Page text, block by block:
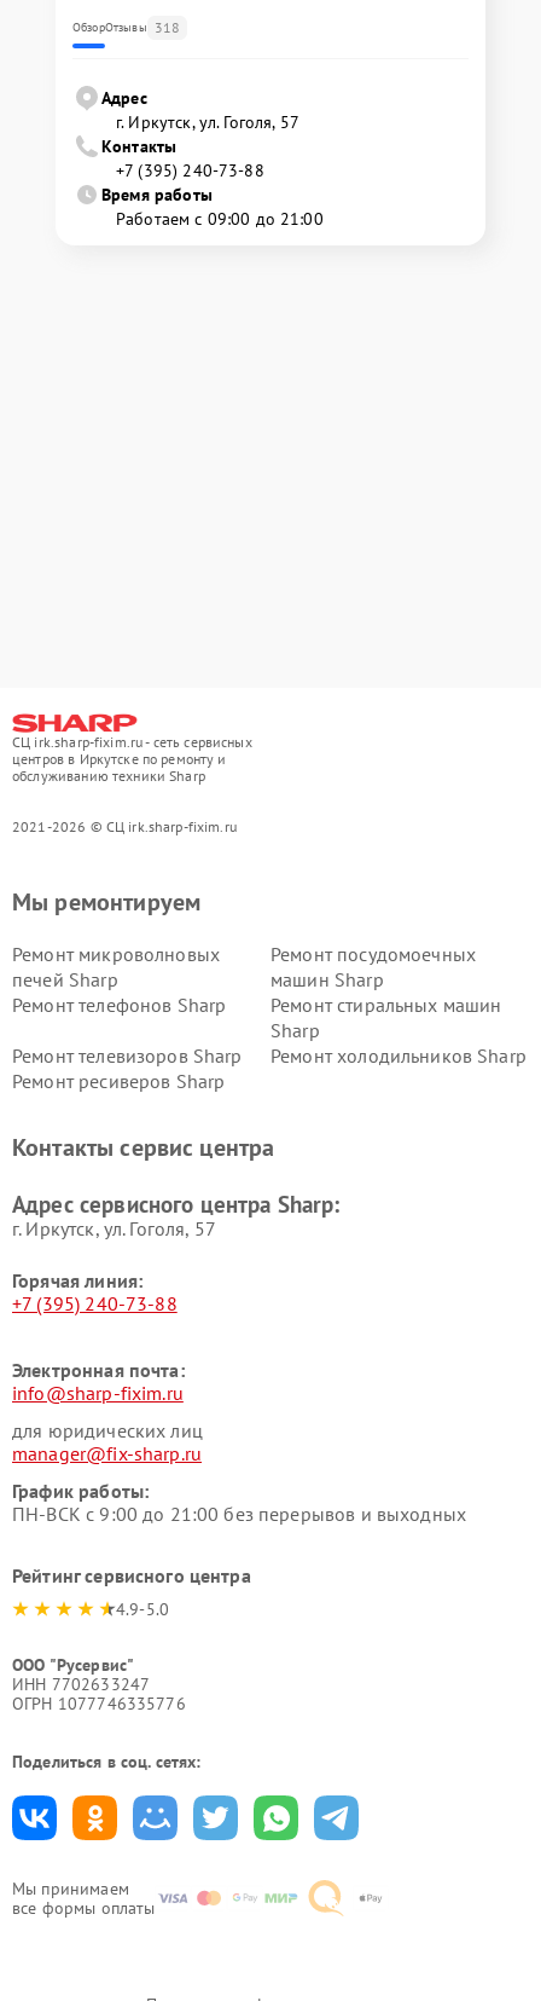
ОбзорОтзывы 318
Адрес
г. Иркутск, ул. ​Гоголя, 57
Контакты
+7 (395) 240-73-88
Время работы
Работаем с 09:00 до 21:00
СЦ irk.sharp-fixim.ru - сеть сервисных
центров в Иркутске по ремонту и
обслуживанию техники Sharp
2021-2026 © СЦ irk.sharp-fixim.ru
Мы принимаем
все формы оплаты
Мы ремонтируем
Ремонт микроволновых
печей Sharp
Ремонт посудомоечных
машин Sharp
Ремонт телефонов Sharp
Ремонт стиральных машин
Sharp
Ремонт телевизоров Sharp
Ремонт холодильников Sharp
Ремонт ресиверов Sharp
Контакты сервис центра
Адрес сервисного центра Sharp:
г. Иркутск, ул. ​Гоголя, 57
Горячая линия:
+7 (395) 240-73-88
Электронная почта:
info@sharp-fixim.ru
для юридических лиц
manager@fix-sharp.ru
График работы:
ПН-ВСК с 9:00 до 21:00 без перерывов и выходных
Рейтинг сервисного центра
4.9-5.0
ООО "Русервис"
ИНН 7702633247
ОГРН 1077746335776
Поделиться в соц. сетях: